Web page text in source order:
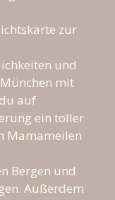
zur
und
mit
auf
ein toller
Mamameilen
Bergen und
Außerdem